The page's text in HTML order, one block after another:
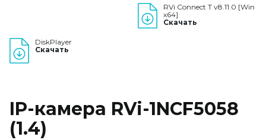
RVi Connect T v8.11.0 [Win
x64]
Скачать
DiskPlayer
Скачать
IP-камера RVi-1NCF5058
(1.4)